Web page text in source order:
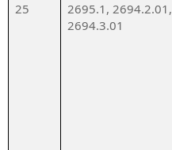
25
2695.1, 2694.2.01,
2694.3.01